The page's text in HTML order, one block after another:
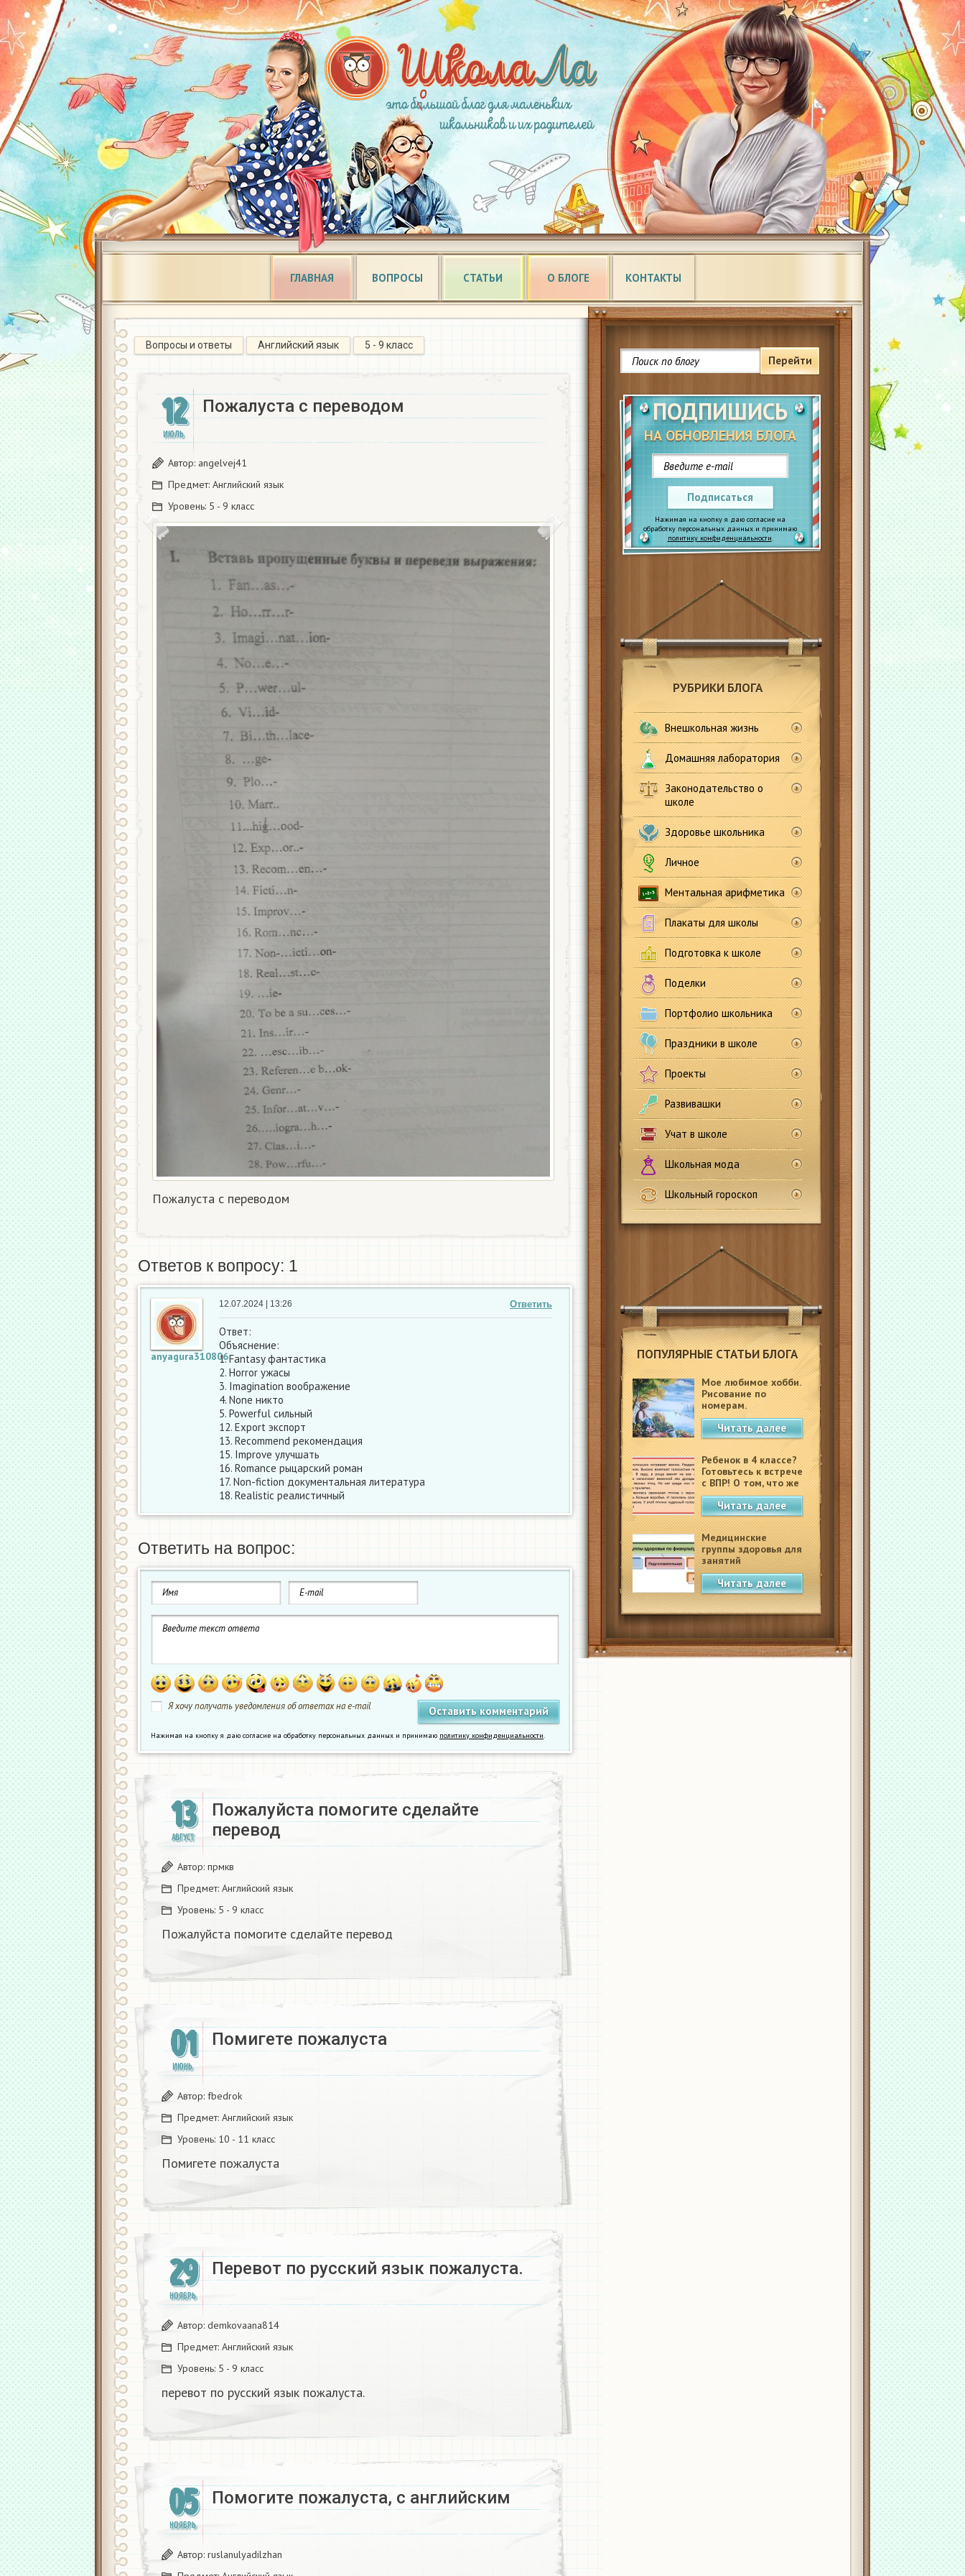
ГЛАВНАЯ ВОПРОСЫ СТАТЬИ О БЛОГЕ КОНТАКТЫ
Перейти
ПОДПИШИСЬ
НА ОБНОВЛЕНИЯ БЛОГА
Подписаться
Нажимая на кнопку я даю согласие на
обработку персональных данных и принимаю
политику конфиденциальности.
РУБРИКИ БЛОГА
Внешкольная жизнь
Домашняя лаборатория
Законодательство о
школе
Здоровье школьника
Личное
Ментальная арифметика
Плакаты для школы
Подготовка к школе
Поделки
Портфолио школьника
Праздники в школе
Проекты
Развивашки
Учат в школе
Школьная мода
Школьный гороскоп
ПОПУЛЯРНЫЕ СТАТЬИ БЛОГА
Мое любимое хобби.
Рисование по
номерам.
Читать далее
Ребенок в 4 классе?
Готовьтесь к встрече
с ВПР! О том, что же
это такое.
Читать далее
Медицинские
группы здоровья для
занятий
физкультурой в
школеЧитать далее
Вопросы и ответы Английский язык 5 - 9 класс
12
ИЮЛЬ
Пожалуста с переводом​
Автор: angelvej41
Предмет: Английский язык
Уровень: 5 - 9 класс
Пожалуста с переводом​
Ответов к вопросу: 1
anyagura310806
Ответить
12.07.2024 | 13:26
Ответ:
Объяснение:
1. Fantasy фантастика
2. Horror ужасы
3. Imagination воображение
4. None никто
5. Powerful сильный
12. Export экспорт
13. Recommend рекомендация
15. Improve улучшать
16. Romance рыцарский роман
17. Non-fiction документальная литература
18. Realistic реалистичный
Ответить на вопрос:
Я хочу получать уведомления об ответах на e-mail
Нажимая на кнопку я даю согласие на обработку персональных данных и принимаю политику конфиденциальности
13
АВГУСТ
Пожалуйста помогите сделайте
перевод​
Автор: прмкв
Предмет: Английский язык
Уровень: 5 - 9 класс
Пожалуйста помогите сделайте перевод​
01
ИЮНЬ
Помигете пожалуста ​
Автор: fbedrok
Предмет: Английский язык
Уровень: 10 - 11 класс
Помигете пожалуста ​
29
НОЯБРЬ
Перевот по русский язык пожалуста.
Автор: demkovaana814
Предмет: Английский язык
Уровень: 5 - 9 класс
перевот по русский язык пожалуста.
05
НОЯБРЬ
Помогите пожалуста, с английским​
Автор: ruslanulyadilzhan